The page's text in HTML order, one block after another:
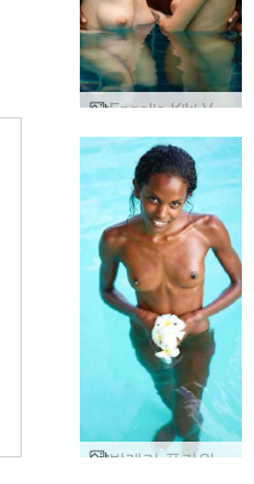
Engelie Kiki Valerie 놀리는 트리오
발레리 플라워 파워